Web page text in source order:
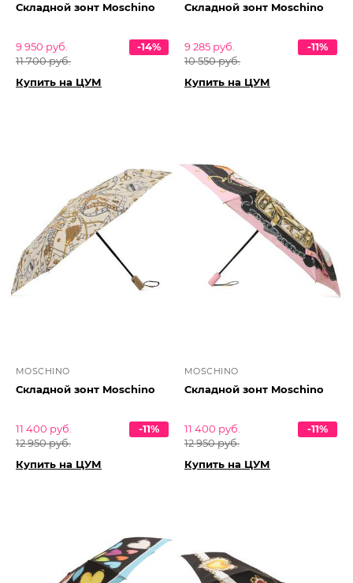
Складной зонт Moschino
9 950 руб.
11 700 руб.
-14%
Купить на ЦУМ
Складной зонт Moschino
9 285 руб.
10 550 руб.
-11%
Купить на ЦУМ
MOSCHINO
Складной зонт Moschino
11 400 руб.
12 950 руб.
-11%
Купить на ЦУМ
MOSCHINO
Складной зонт Moschino
11 400 руб.
12 950 руб.
-11%
Купить на ЦУМ